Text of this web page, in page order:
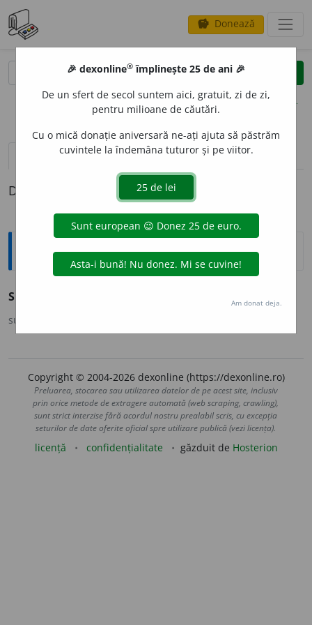
savings Donează
clear
opțiuni
definiții (1)
Definiția cu ID-ul 209033:
Sinonime
SEGREG
sursa:
Copyright © 2004-2026 dexonline (https://dexonline.ro)
Preluarea, stocarea sau utilizarea datelor de pe acest site, inclusiv
prin orice metode de extragere automată (web scraping, crawling),
sunt strict interzise fără acordul nostru prealabil scris, cu excepția
seturilor de date oferite oficial spre utilizare publică (vezi licența).
licență confidențialitate găzduit de Hosterion
🎉 dexonline® împlinește 25 de ani 🎉
De un sfert de secol suntem aici, gratuit, zi de zi,
pentru milioane de căutări.
Cu o mică donație aniversară ne-ați ajuta să păstrăm
cuvintele la îndemâna tuturor și pe viitor.
Am donat deja.